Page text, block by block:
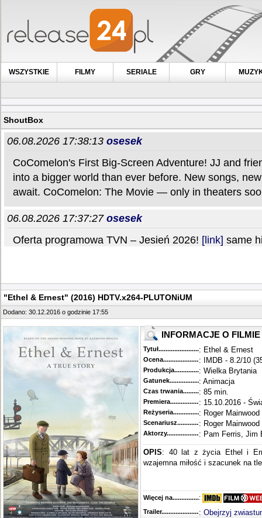
WSZYSTKIE FILMY SERIALE GRY
ShoutBox
"Ethel & Ernest" (2016) HDTV.x264-PLUTONiUM
Dodano: 30.12.2016 o godzinie 17:55
INFORMACJE O FILMIE
Tytuł............................................
: Ethel & Ernest
Ocena.............................................
: IMDB - 8.2/10
Produkcja.........................................
: Wielka Brytania
Gatunek...........................................
: Animacja
Czas trwania......................................
: 85 min.
Premiera..........................................
: 15.10.2016 -
Reżyseria........................................
: Roger Mainwood
Scenariusz........................................
: Roger Mainwood
Aktorzy...........................................
: Pam Ferris, Jim
OPIS: 40 lat z życia Ethel i
wzajemna miłość i szacunek na
Więcej na........................................
:
Trailer...........................................
: Obejrzyj